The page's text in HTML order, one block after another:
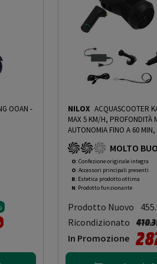
da
NILOX ACQUASCOOTER
MAX 5 KM/H, PROFONDITÀ
AUTONOMIA FINO A 60
REMOTO, COMPATIBILE
GRADING OOBN - 10% -
- 10%
MOLTO
O: Confezione originale integra
O: Accessori principali presenti
B: Estetica prodotto ottima
N: Prodotto funzionante
Prodotto Nuovo
Ricondizionato
In Promozione